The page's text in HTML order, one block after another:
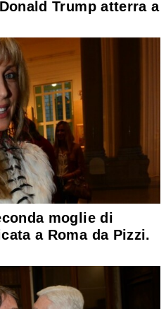
Trump atterra a
moglie di
a Roma da Pizzi.